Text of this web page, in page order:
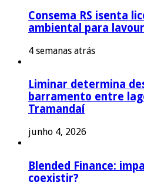
Consema RS isenta
ambiental para
4 semanas atrás
Liminar determina
barramento entre
Tramandaí
junho 4, 2026
Blended Finance:
coexistir?